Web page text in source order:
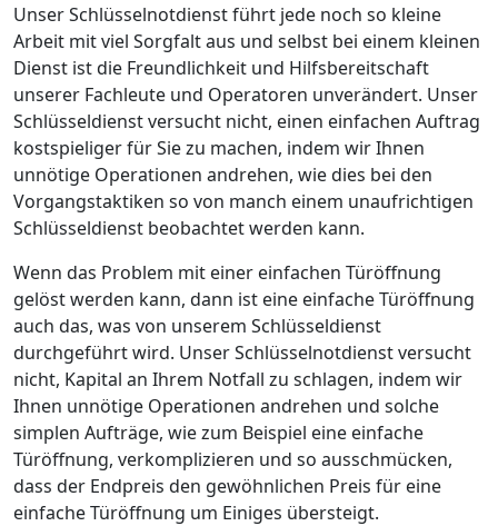
Unser Schlüsselnotdienst führt jede noch so kleine
Arbeit mit viel Sorgfalt aus und selbst bei einem kleinen
Dienst ist die Freundlichkeit und Hilfsbereitschaft
unserer Fachleute und Operatoren unverändert. Unser
Schlüsseldienst versucht nicht, einen einfachen Auftrag
kostspieliger für Sie zu machen, indem wir Ihnen
unnötige Operationen andrehen, wie dies bei den
Vorgangstaktiken so von manch einem unaufrichtigen
Schlüsseldienst beobachtet werden kann.
Wenn das Problem mit einer einfachen Türöffnung
gelöst werden kann, dann ist eine einfache Türöffnung
auch das, was von unserem Schlüsseldienst
durchgeführt wird. Unser Schlüsselnotdienst versucht
nicht, Kapital an Ihrem Notfall zu schlagen, indem wir
Ihnen unnötige Operationen andrehen und solche
simplen Aufträge, wie zum Beispiel eine einfache
Türöffnung, verkomplizieren und so ausschmücken,
dass der Endpreis den gewöhnlichen Preis für eine
einfache Türöffnung um Einiges übersteigt.